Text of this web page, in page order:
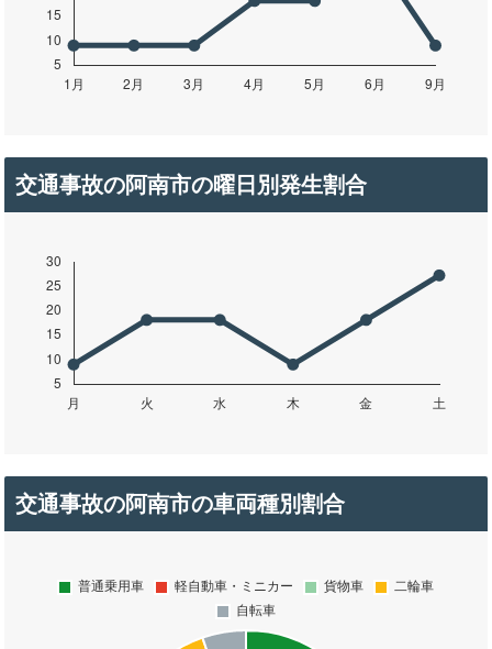
交通事故の阿南市の曜日別発生割合
交通事故の阿南市の車両種別割合